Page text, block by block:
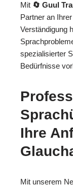
Mit 🔄 Guul
Partner an
Verständigung
spezialisierter
Bedürfnisse
Ihre
Mit unserem